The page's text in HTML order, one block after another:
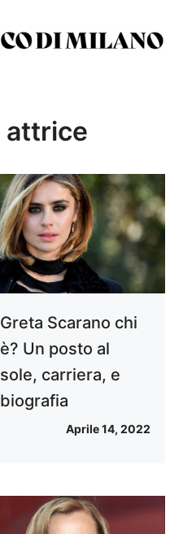
attrice
Greta Scarano chi
è? Un posto al
sole, carriera, e
biografia
Aprile 14, 2022